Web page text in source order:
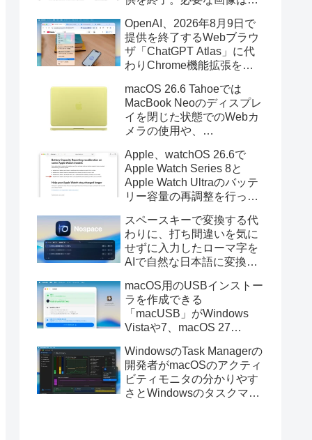
OpenAI、2026年8月9日で
提供を終了するWebブラウ
ザ「ChatGPT Atlas」に代
わりChrome機能拡張をア
画の質問やAsk ChatGPT機
能を追加。
macOS 26.6 Tahoeでは
MacBook Neoのディスプレ
イを閉じた状態でのWebカ
メラの使用や、
利用しMacBook Neoを復元
する際の安定性が向上。
Apple、watchOS 26.6で
Apple Watch Series 8と
Apple Watch Ultraのバッテ
リー容量の再調整を行った
スペースキーで変換する代
わりに、打ち間違いを気に
せずに入力したローマ字を
AIで自然な日本語に変換し
力アプリ「Nospace」がリ
リース。
macOS用のUSBインストー
ラを作成できる
「macUSB」がWindows
Vistaや7、macOS 27
トーラの作成に対応。
WindowsのTask Managerの
開発者がmacOSのアクティ
ビティモニタの分かりやす
さとWindowsのタスクマネ